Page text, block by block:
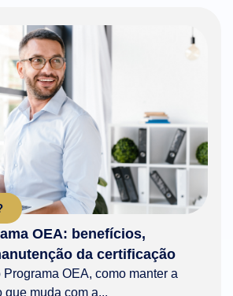
OEA: benefícios,
da certificação
OEA, como manter a
que muda com a...